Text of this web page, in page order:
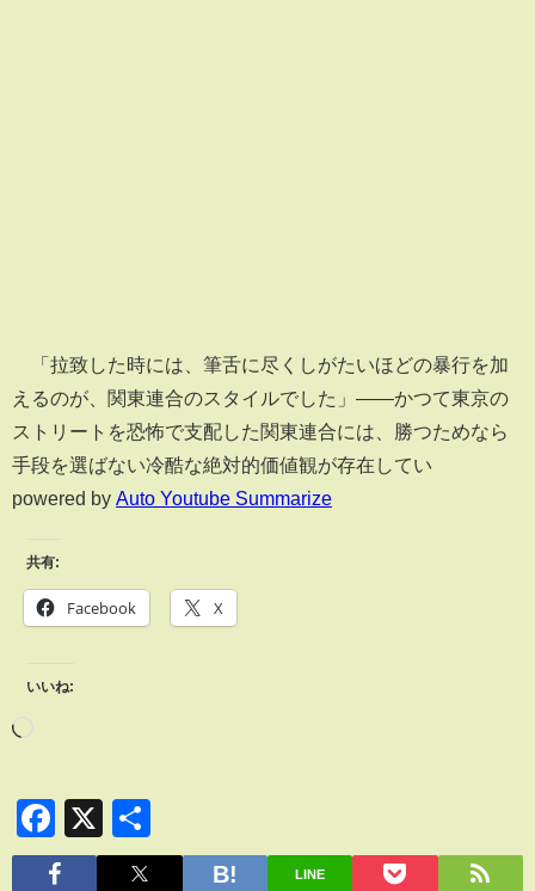
「拉致した時には、筆舌に尽くしがたいほどの暴行を加
えるのが、関東連合のスタイルでした」――かつて東京の
ストリートを恐怖で支配した関東連合には、勝つためなら
手段を選ばない冷酷な絶対的価値観が存在してい
powered by Auto Youtube Summarize
共有:
Facebook X
いいね:
Facebook
X
有
LINE